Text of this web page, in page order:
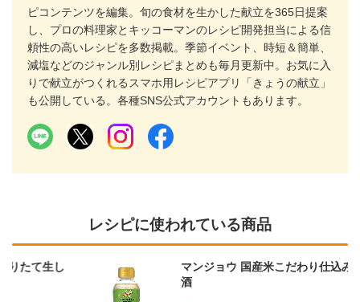
ピコンテンツを編集。旬の食材を生かした献立を365日提案
し、プロの料理家とキッコーマンのレシピ開発担当による信
頼性の高いレシピを多数掲載。季節イベント、時短＆簡単、
減塩などのジャンル別レシピまとめも毎月更新中。お気に入
りで献立がつくれるスマホ用レシピアプリ「きょうの献立」
も公開している。各種SNS公式アカウントもあります。
レシピに使われている商品
マンジョウ 国産米こだわり仕込み 料理の清
酒